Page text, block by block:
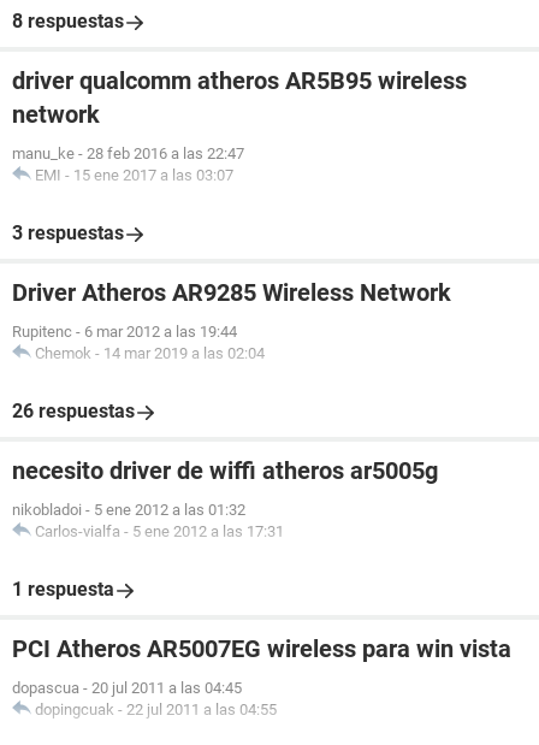
8 respuestas
driver qualcomm atheros AR5B95 wireless
network
manu_ke - 28 feb 2016 a las 22:47
EMI - 15 ene 2017 a las 03:07
3 respuestas
Driver Atheros AR9285 Wireless Network
Rupitenc - 6 mar 2012 a las 19:44
Chemok - 14 mar 2019 a las 02:04
26 respuestas
necesito driver de wiffi atheros ar5005g
nikobladoi - 5 ene 2012 a las 01:32
Carlos-vialfa - 5 ene 2012 a las 17:31
1 respuesta
PCI Atheros AR5007EG wireless para win vista
dopascua - 20 jul 2011 a las 04:45
dopingcuak - 22 jul 2011 a las 04:55